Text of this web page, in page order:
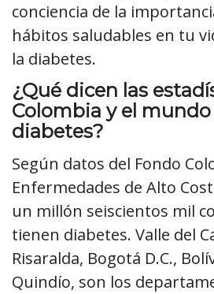
conciencia de la
hábitos saludables en tu
la diabetes.
¿Qué dicen las
Colombia y el mundo
diabetes?
Según datos del Fondo
Enfermedades de Alto
un millón seiscientos mil
tienen diabetes. Valle del
Risaralda, Bogotá D.C.,
Quindío, son los